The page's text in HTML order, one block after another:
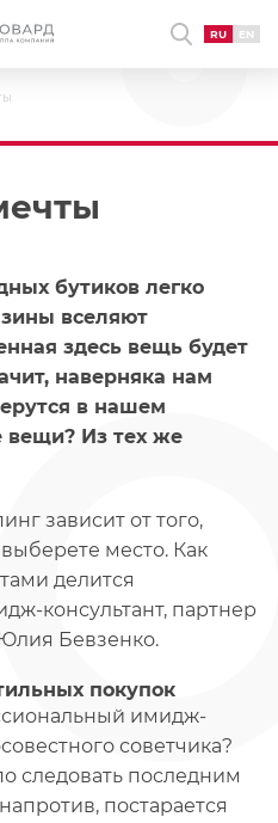
RU EN
бутиков легко
вселяют
здесь вещь будет
наверняка нам
в нашем
вещи? Из тех же
зависит от того,
место. Как
делится
консультант, партнер
Юлия Бевзенко.
покупок
имидж-
советчика?
следовать последним
постарается